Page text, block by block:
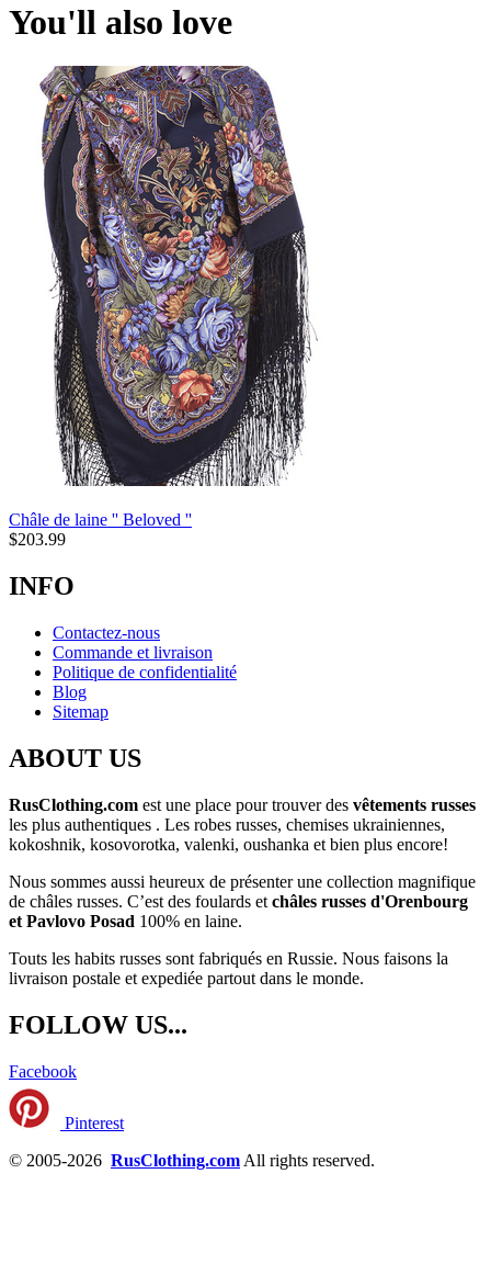
You'll also love
Châle de laine '' Beloved ''
$203.99
INFO
Contactez-nous
Commande et livraison
Politique de confidentialité
Blog
Sitemap
ABOUT US
RusClothing.com est une place pour trouver des vêtements russes
les plus authentiques . Les robes russes, chemises ukrainiennes,
kokoshnik, kosovorotka, valenki, oushanka et bien plus encore!
Nous sommes aussi heureux de présenter une collection magnifique
de châles russes. C’est des foulards et châles russes d'Orenbourg
et Pavlovo Posad 100% en laine.
Touts les habits russes sont fabriqués en Russie. Nous faisons la
livraison postale et expediée partout dans le monde.
FOLLOW US...
Facebook
Pinterest
© 2005-2026 RusClothing.com All rights reserved.